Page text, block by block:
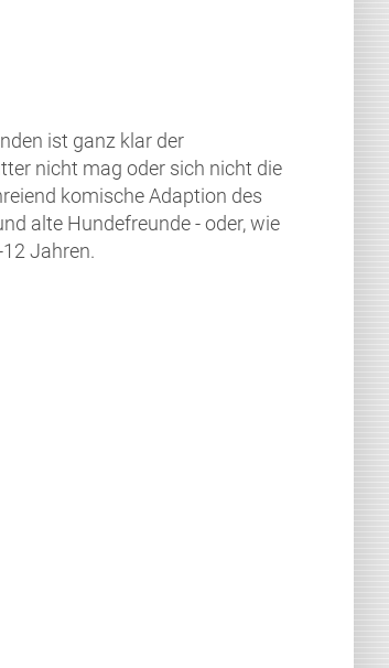
ist ganz klar der
nicht mag oder sich nicht die
komische Adaption des
alte Hundefreunde - oder, wie
Jahren.